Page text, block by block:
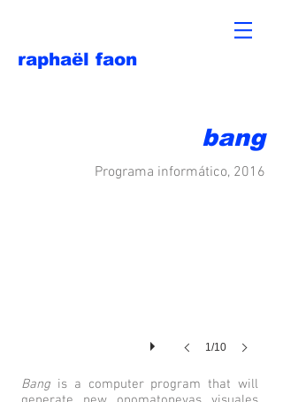
raphaël faon
bang
Bang is a computer program that will
Programa informático, 2016
1/10